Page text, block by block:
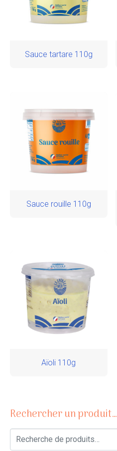
Sauce tartare 110g
Sauce rouille 110g
Aïoli 110g
Rechercher un produit…